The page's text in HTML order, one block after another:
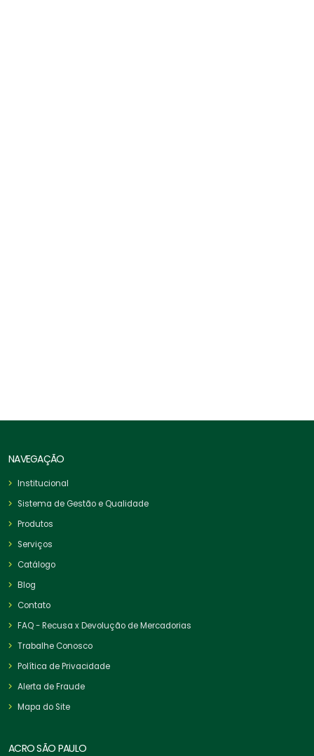
NAVEGAÇÃO
Institucional
Sistema de Gestão e Qualidade
Produtos
Serviços
Catálogo
Blog
Contato
FAQ - Recusa x Devolução de Mercadorias
Trabalhe Conosco
Política de Privacidade
Alerta de Fraude
Mapa do Site
ACRO SÃO PAULO